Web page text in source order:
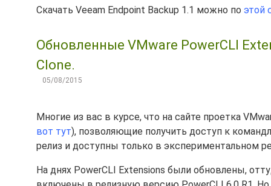
Скачать Veeam Endpoint Backup 1.1 можно по этой
Обновленные VMware PowerCLI
Clone.
05/08/2015
Многие из вас в курсе, что на сайте проетка
вот тут), позволяющие получить доступ к
релиз и доступны только в экспериментальном
На днях PowerCLI Extensions были обновлены,